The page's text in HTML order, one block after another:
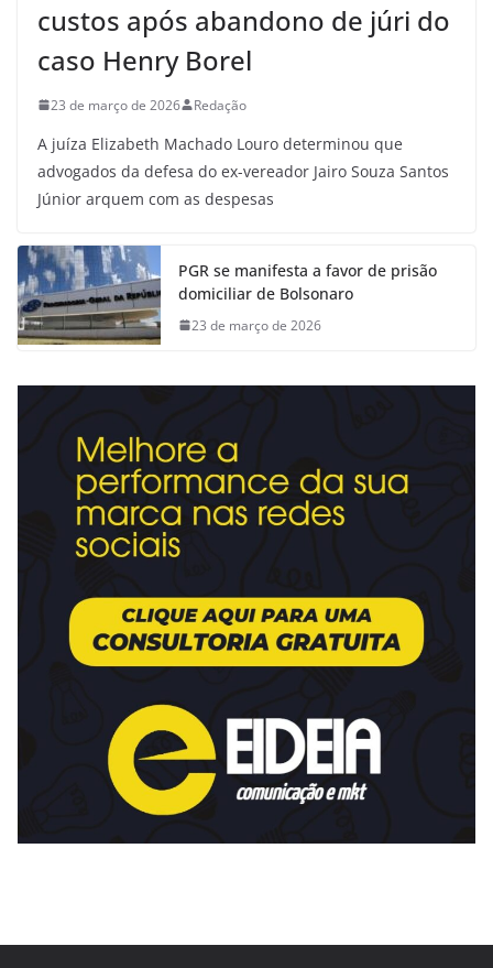
custos após abandono de júri do
caso Henry Borel
23 de março de 2026 Redação
A juíza Elizabeth Machado Louro determinou que
advogados da defesa do ex-vereador Jairo Souza Santos
Júnior arquem com as despesas
PGR se manifesta a favor de prisão
domiciliar de Bolsonaro
23 de março de 2026